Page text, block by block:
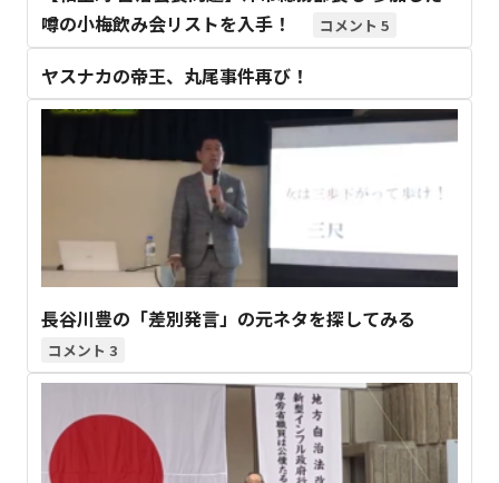
噂の小梅飲み会リストを入手！
5
ヤスナカの帝王、丸尾事件再び！
長谷川豊の「差別発言」の元ネタを探してみる
3